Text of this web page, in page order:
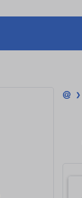
❯